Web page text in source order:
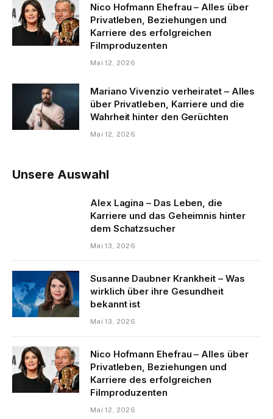
Nico Hofmann Ehefrau – Alles über
Privatleben, Beziehungen und
Karriere des erfolgreichen
Filmproduzenten
Mai 12, 2026
Mariano Vivenzio verheiratet – Alles
über Privatleben, Karriere und die
Wahrheit hinter den Gerüchten
Mai 12, 2026
Unsere Auswahl
Alex Lagina – Das Leben, die
Karriere und das Geheimnis hinter
dem Schatzsucher
Mai 13, 2026
Susanne Daubner Krankheit – Was
wirklich über ihre Gesundheit
bekannt ist
Mai 13, 2026
Nico Hofmann Ehefrau – Alles über
Privatleben, Beziehungen und
Karriere des erfolgreichen
Filmproduzenten
Mai 12, 2026